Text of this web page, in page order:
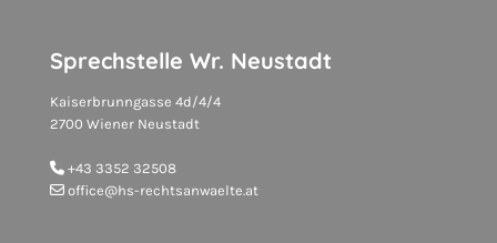
Sprechstelle Wr. Neustadt
Kaiserbrunngasse 4d/4/4
2700 Wiener Neustadt
 +43 3352 32508
 office@hs-rechtsanwaelte.at